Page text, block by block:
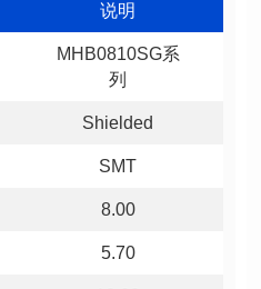
说明
列
Shielded
SMT
8.00
5.70